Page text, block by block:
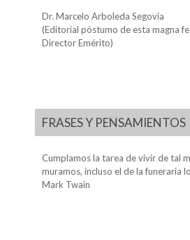
Dr. Marcelo Arboleda Segovia
(Editorial póstumo de esta magna
Director Emérito)
FRASES Y PENSAMIENTOS
Cumplamos la tarea de vivir de tal
muramos, incluso el de la funeraria
Mark Twain